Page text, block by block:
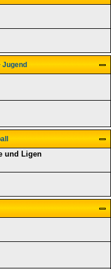
Jugend
und Ligen